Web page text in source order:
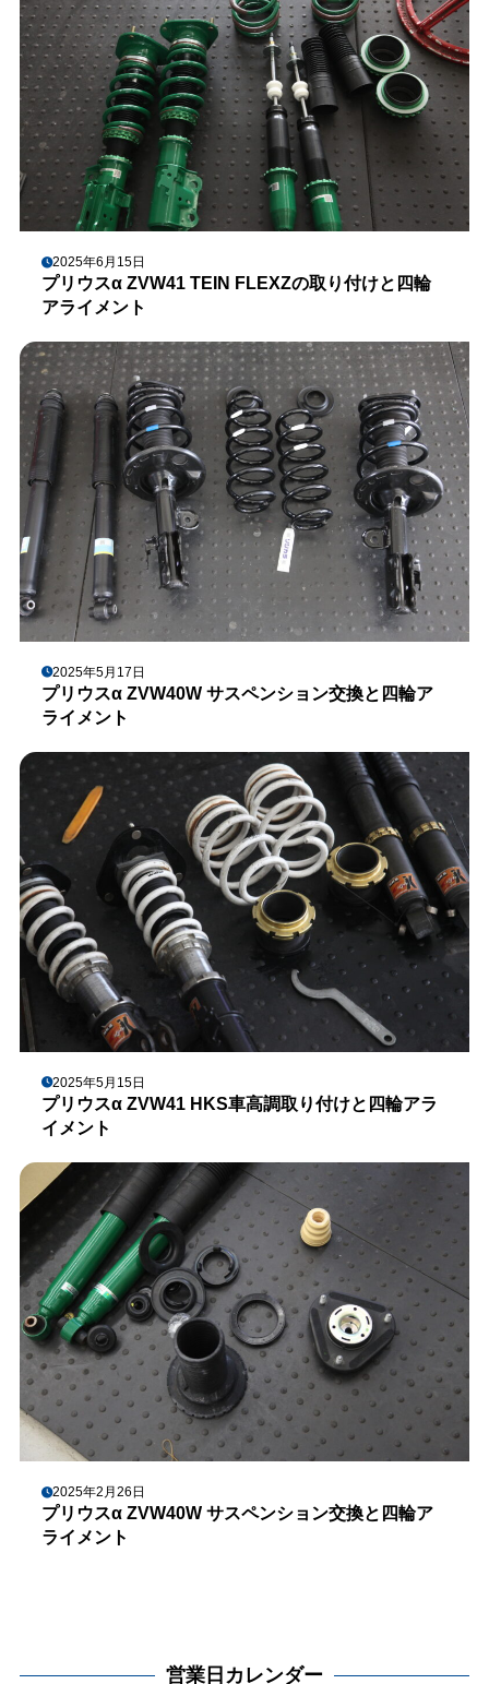
2025年6月15日
プリウスα ZVW41 TEIN FLEXZの取り付けと四輪
アライメント
2025年5月17日
プリウスα ZVW40W サスペンション交換と四輪ア
ライメント
2025年5月15日
プリウスα ZVW41 HKS車高調取り付けと四輪アラ
イメント
2025年2月26日
プリウスα ZVW40W サスペンション交換と四輪ア
ライメント
営業日カレンダー